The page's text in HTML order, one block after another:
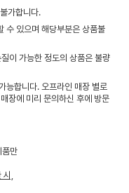
가합니다.
수 있으며 해당부분은 상품불
이 가능한 정도의 상품은 불량
능합니다. 오프라인 매장 별로
장에 미리 문의하신 후에 방문
만
,